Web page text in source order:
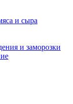
и сыра
и заморозки